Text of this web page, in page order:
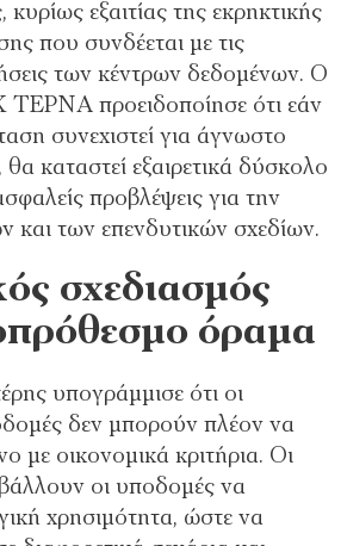
κυρίως εξαιτίας της εκρηκτικής
που συνδέεται με τις
των κέντρων δεδομένων. Ο
ΤΕΡΝΑ προειδοποίησε ότι εάν
συνεχιστεί για άγνωστο
καταστεί εξαιρετικά δύσκολο
προβλέψεις για την
και των επενδυτικών σχεδίων.
σχεδιασμός
όραμα
υπογράμμισε ότι οι
δεν μπορούν πλέον να
με οικονομικά κριτήρια. Οι
οι υποδομές να
χρησιμότητα, ώστε να